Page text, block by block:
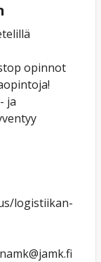
opinnot
ja
logistiikan-